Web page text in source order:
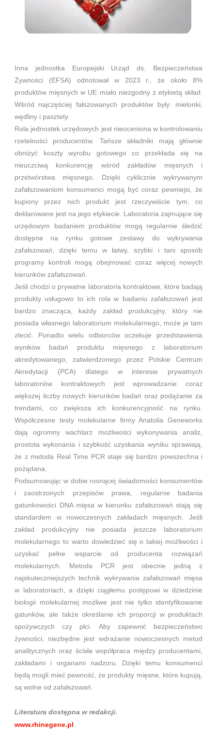
Inna jednostka Europejski Urząd ds. Bezpieczeństwa
Żywności (EFSA) odnotował w 2023 r., że około 8%
produktów mięsnych w UE miało niezgodny z etykietą skład.
Wśród najczęściej fałszowanych produktów były: mielonki,
wędliny i pasztety.
Rola jednostek urzędowych jest nieoceniona w kontrolowaniu
rzetelności producentów. Tańsze składniki mają głównie
obniżyć koszty wyrobu gotowego co przekłada się na
nieuczciwą konkurencję wśród zakładów mięsnych i
przetwórstwa mięsnego. Dzięki cyklicznie wykrywanym
zafałszowaniom konsumenci mogą być coraz pewniejsi, że
kupiony przez nich produkt jest rzeczywiście tym, co
deklarowane jest na jego etykiecie. Laboratoria zajmujące się
urzędowym badaniem produktów mogą regularnie śledzić
dostępne na rynku gotowe zestawy do wykrywania
zafałszowań, dzięki temu w łatwy, szybki i tani sposób
programy kontroli mogą obejmować coraz więcej nowych
kierunków zafałszowań.
Jeśli chodzi o prywatne laboratoria kontraktowe, które badają
produkty usługowo to ich rola w badaniu zafałszowań jest
bardzo znacząca, każdy zakład produkcyjny, który nie
posiada własnego laboratorium molekularnego, może je tam
zlecić. Ponadto wielu odbiorców oczekuje przedstawienia
wyników badań produktu mięsnego z laboratorium
akredytowanego, zatwierdzonego przez Polskie Centrum
Akredytacji (PCA) dlatego w interesie prywatnych
laboratoriów kontraktowych jest wprowadzanie coraz
większej liczby nowych kierunków badań oraz podążanie za
trendami, co zwiększa ich konkurencyjność na rynku.
Współczesne testy molekularne firmy Anatolia Geneworks
dają ogromny wachlarz możliwości wykonywania analiz,
prostota wykonania i szybkość uzyskania wyniku sprawiają,
że z metoda Real Time PCR staje się bardzo powszechna i
pożądana.
Podsumowując w dobie rosnącej świadomości konsumentów
i zaostrzonych przepisów prawa, regularne badania
gatunkowości DNA mięsa w kierunku zafałszowań stają się
standardem w nowoczesnych zakładach mięsnych. Jeśli
zakład produkcyjny nie posiada jeszcze laboratorium
molekularnego to warto dowiedzieć się o takiej możliwości i
uzyskać pełne wsparcie od producenta rozwiązań
molekularnych. Metoda PCR jest obecnie jedną z
najskuteczniejszych technik wykrywania zafałszowań mięsa
w laboratoriach, a dzięki ciągłemu postępowi w dziedzinie
biologii molekularnej możliwe jest nie tylko identyfikowanie
gatunków, ale także określanie ich proporcji w produktach
spożywczych czy płci. Aby zapewnić bezpieczeństwo
żywności, niezbędne jest wdrażanie nowoczesnych metod
analitycznych oraz ścisła współpraca między producentami,
zakładami i organami nadzoru. Dzięki temu konsumenci
będą mogli mieć pewność, że produkty mięsne, które kupują,
są wolne od zafałszowań.
Literatura dostępna w redakcji.
www.rhinegene.pl